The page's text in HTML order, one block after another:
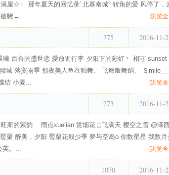
☆╯ 那年夏天的回忆录′ 北慕南城° 转角的爱 风停了，
破晓←...
[浏览
775 2016-11-
百合的盛世恋 愛放進行李 夕阳下的彩虹丶 相守 sunset
城 落寞雨季 那夜美人鱼在独舞。 飞舞般舞蹈、 Ｓ
结 小夏...
[浏览
273 2016-11-
斯的紫韵ゝ 雨点xuelian 赏烟花じ飞满天 樱空之雪 @泽
粟 醉美，夕阳 罂栗花般少季 夢与空岛o 你数星星 我数月
英。...
[浏览
1070 2016-11-